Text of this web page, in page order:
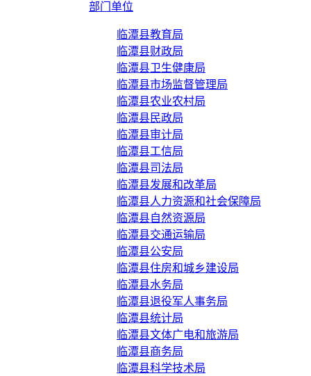
部门单位
临潭县教育局
临潭县财政局
临潭县卫生健康局
临潭县市场监督管理局
临潭县农业农村局
临潭县民政局
临潭县审计局
临潭县工信局
临潭县司法局
临潭县发展和改革局
临潭县人力资源和社会保障局
临潭县自然资源局
临潭县交通运输局
临潭县公安局
临潭县住房和城乡建设局
临潭县水务局
临潭县退役军人事务局
临潭县统计局
临潭县文体广电和旅游局
临潭县商务局
临潭县科学技术局